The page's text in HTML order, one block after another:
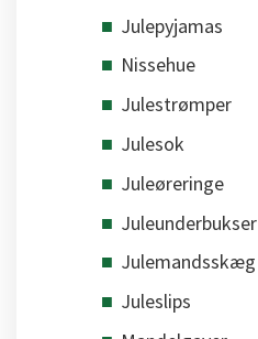
Julepyjamas
Nissehue
Julestrømper
Julesok
Juleøreringe
Juleunderbukser
Julemandsskæg
Juleslips